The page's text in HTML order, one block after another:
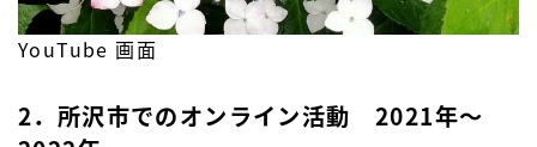
YouTube 画面
2．所沢市でのオンライン活動 2021年～